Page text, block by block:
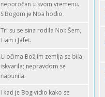
neporočan u svom vremenu.
S Bogom je Noa hodio.
Tri su se sina rodila Noi: Šem,
Ham i Jafet.
U očima Božjim zemlja se bila
iskvarila; nepravdom se
napunila.
I kad je Bog vidio kako se